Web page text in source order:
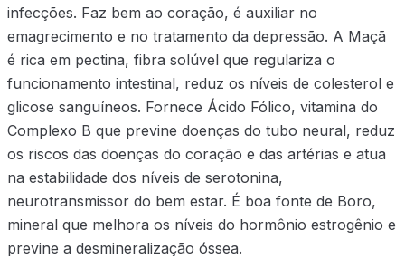
infecções. Faz bem ao coração, é auxiliar no
emagrecimento e no tratamento da depressão. A Maçã
é rica em pectina, fibra solúvel que regulariza o
funcionamento intestinal, reduz os níveis de colesterol e
glicose sanguíneos. Fornece Ácido Fólico, vitamina do
Complexo B que previne doenças do tubo neural, reduz
os riscos das doenças do coração e das artérias e atua
na estabilidade dos níveis de serotonina,
neurotransmissor do bem estar. É boa fonte de Boro,
mineral que melhora os níveis do hormônio estrogênio e
previne a desmineralização óssea.